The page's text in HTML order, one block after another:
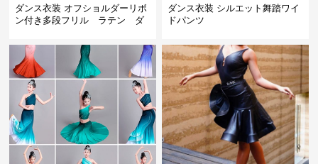
ダンス衣装 オフショルダーリボ
ン付き多段フリル ラテン ダ
ダンス衣装 シルエット舞踏ワイ
ドパンツ